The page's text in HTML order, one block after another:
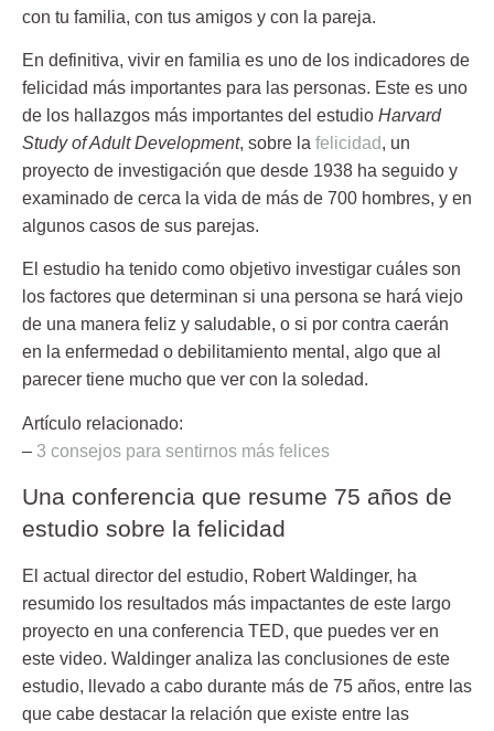
con tu familia, con tus amigos y con la pareja.
En definitiva, vivir en familia es uno de los indicadores de
felicidad más importantes para las personas. Este es uno
de los hallazgos más importantes del estudio Harvard
Study of Adult Development, sobre la felicidad, un
proyecto de investigación que desde 1938 ha seguido y
examinado de cerca la vida de más de 700 hombres, y en
algunos casos de sus parejas.
El estudio ha tenido como objetivo investigar cuáles son
los factores que determinan si una persona se hará viejo
de una manera feliz y saludable, o si por contra caerán
en la enfermedad o debilitamiento mental, algo que al
parecer tiene mucho que ver con la soledad.
Artículo relacionado:
– 3 consejos para sentirnos más felices
Una conferencia que resume 75 años de
estudio sobre la felicidad
El actual director del estudio, Robert Waldinger, ha
resumido los resultados más impactantes de este largo
proyecto en una conferencia TED, que puedes ver en
este video. Waldinger analiza las conclusiones de este
estudio, llevado a cabo durante más de 75 años, entre las
que cabe destacar la relación que existe entre las